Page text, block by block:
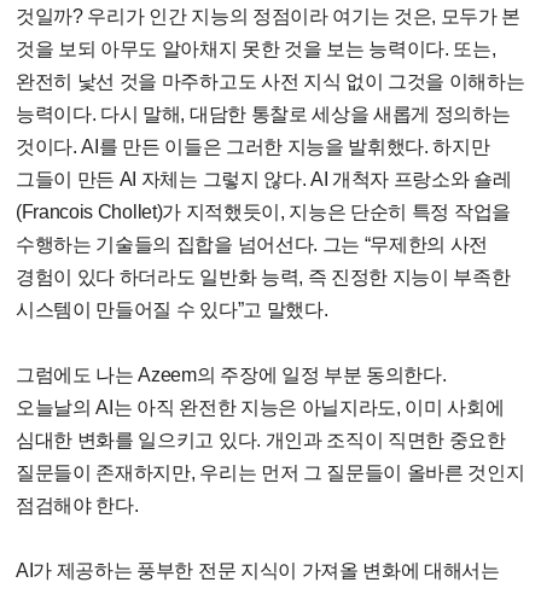
것일까? 우리가 인간 지능의 정점이라 여기는 것은, 모두가 본
것을 보되 아무도 알아채지 못한 것을 보는 능력이다. 또는,
완전히 낯선 것을 마주하고도 사전 지식 없이 그것을 이해하는
능력이다. 다시 말해, 대담한 통찰로 세상을 새롭게 정의하는
것이다. AI를 만든 이들은 그러한 지능을 발휘했다. 하지만
그들이 만든 AI 자체는 그렇지 않다. AI 개척자 프랑소와 숄레
(Francois Chollet)가 지적했듯이, 지능은 단순히 특정 작업을
수행하는 기술들의 집합을 넘어선다. 그는 “무제한의 사전
경험이 있다 하더라도 일반화 능력, 즉 진정한 지능이 부족한
시스템이 만들어질 수 있다”고 말했다.
그럼에도 나는 Azeem의 주장에 일정 부분 동의한다.
오늘날의 AI는 아직 완전한 지능은 아닐지라도, 이미 사회에
심대한 변화를 일으키고 있다. 개인과 조직이 직면한 중요한
질문들이 존재하지만, 우리는 먼저 그 질문들이 올바른 것인지
점검해야 한다.
AI가 제공하는 풍부한 전문 지식이 가져올 변화에 대해서는